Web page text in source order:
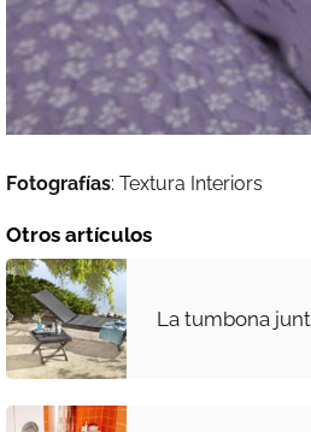
Fotografías: Textura Interiors
Otros artículos
La tumbona